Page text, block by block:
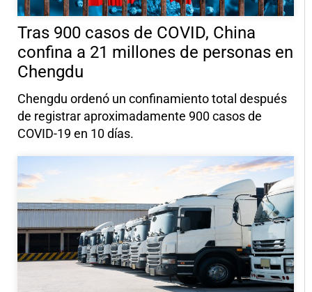
Tras 900 casos de COVID, China
confina a 21 millones de personas en
Chengdu
Chengdu ordenó un confinamiento total después
de registrar aproximadamente 900 casos de
COVID-19 en 10 días.